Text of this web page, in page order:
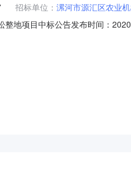
招标单位： 漯河市源汇区农业
整地项目中标公告发布时间：
农机深松整地作业补助（具体